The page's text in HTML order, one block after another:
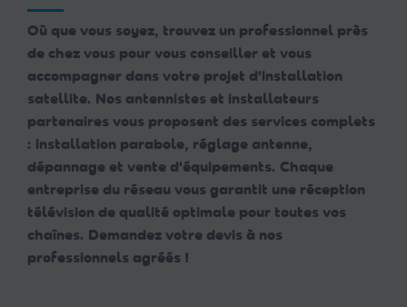
Où que vous soyez, trouvez un professionnel près
de chez vous pour vous conseiller et vous
accompagner dans votre projet d'installation
satellite. Nos antennistes et installateurs
partenaires vous proposent des services complets
: installation parabole, réglage antenne,
dépannage et vente d'équipements. Chaque
entreprise du réseau vous garantit une réception
télévision de qualité optimale pour toutes vos
chaînes. Demandez votre devis à nos
professionnels agréés !